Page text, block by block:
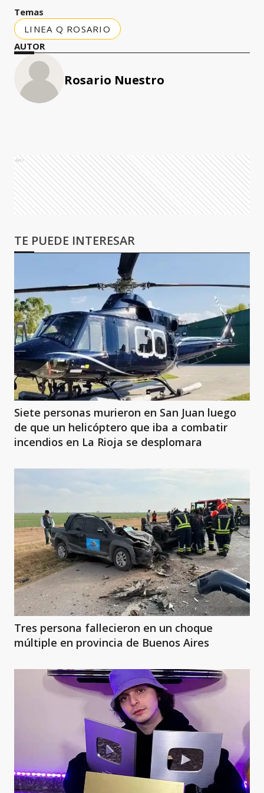
Temas
LINEA Q ROSARIO
AUTOR
Rosario Nuestro
Ads
TE PUEDE INTERESAR
Siete personas murieron en San Juan luego
de que un helicóptero que iba a combatir
incendios en La Rioja se desplomara
Tres persona fallecieron en un choque
múltiple en provincia de Buenos Aires